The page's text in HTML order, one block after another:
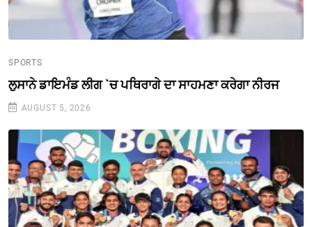
SPORTS
ਲੁਸਾਨੇ ਡਾਇਮੰਡ ਲੀਗ `ਚ ਪਥਿਰਾਗੇ ਦਾ ਸਾਹਮਣਾ ਕਰੇਗਾ ਨੀਰਜ
AUGUST 5, 2026